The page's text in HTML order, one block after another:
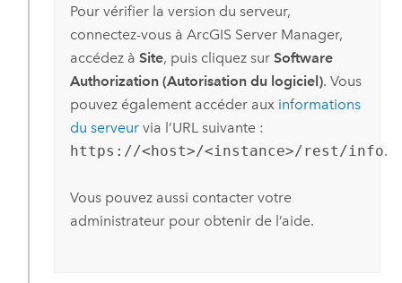
Pour vérifier la version du serveur,
connectez-vous à ArcGIS Server Manager,
accédez à Site, puis cliquez sur Software
Authorization (Autorisation du logiciel). Vous
pouvez également accéder aux informations
du serveurvia l’URL suivante :
https://<host>/<instance>/rest/info.
Vous pouvez aussi contacter votre
administrateur pour obtenir de l’aide.